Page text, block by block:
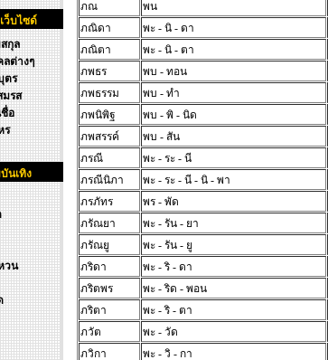
ว็บไซด์
กุล
ต่างๆ
ตร
รส
อ
ร
นเทิง
วน
ภณ
พน
ภณิดา
พะ - นิ - ดา
ภณิตา
พะ - นิ - ตา
ภพธร
พบ - ทอน
ภพธรรม
พบ - ทำ
ภพนิพิฐ
พบ - พิ - นิด
ภพสรรค์
พบ - สัน
ภรณี
พะ - ระ - นี
ภรณีนิภา
พะ - ระ - นี - นิ - พา
ภรภัทร
พร - พัด
ภรัณยา
พะ - รัน - ยา
ภรัณยู
พะ - รัน - ยู
ภริดา
พะ - ริ - ดา
ภริตพร
พะ - ริด - พอน
ภริตา
พะ - ริ - ตา
ภวัต
พะ - วัด
ภวิกา
พะ - วิ - กา